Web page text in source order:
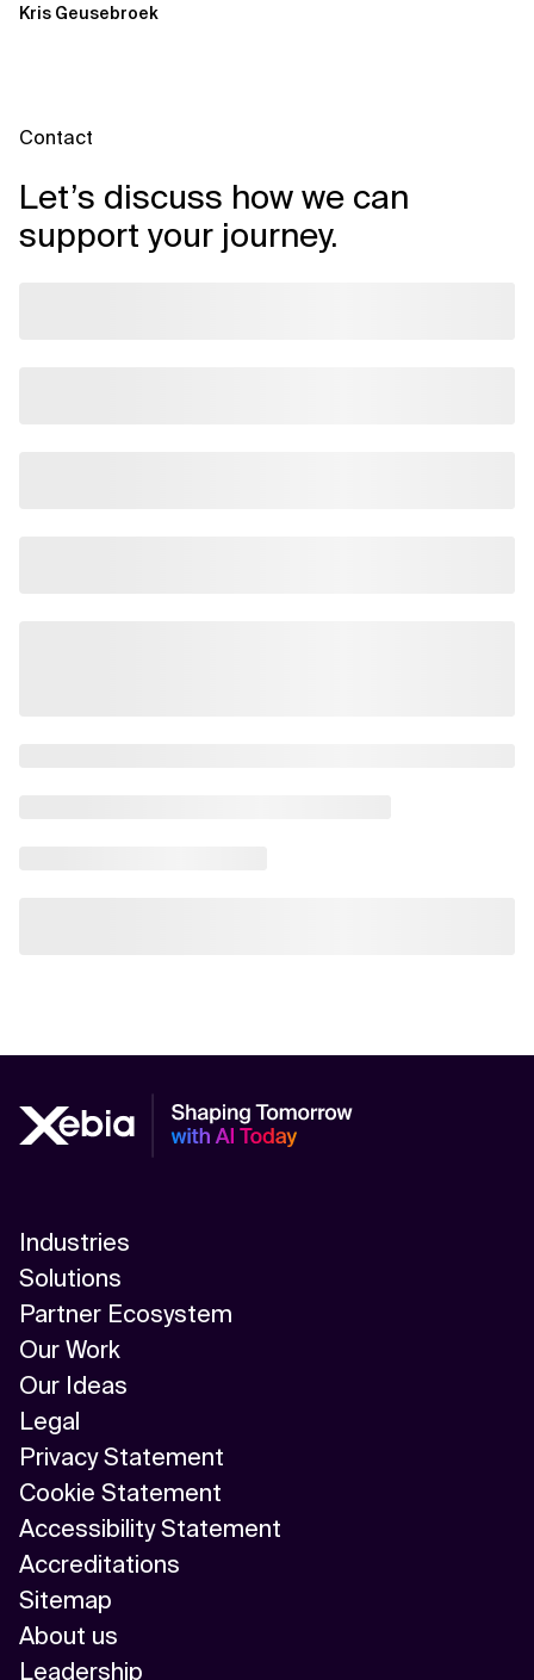
Kris Geusebroek
Contact
Let’s discuss how we can
support your journey.
Industries
Solutions
Partner Ecosystem
Our Work
Our Ideas
Legal
Privacy Statement
Cookie Statement
Accessibility Statement
Accreditations
Sitemap
About us
Leadership